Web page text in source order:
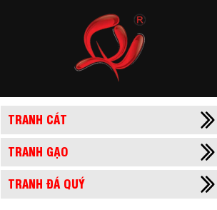
TRANH CÁT
TRANH GẠO
TRANH ĐÁ QUÝ